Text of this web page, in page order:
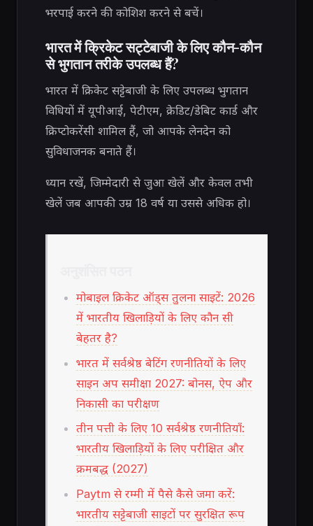
भरपाई करने की कोशिश करने से बचें।
भारत में क्रिकेट सट्टेबाजी के लिए कौन-कौन
से भुगतान तरीके उपलब्ध हैं?
भारत में क्रिकेट सट्टेबाजी के लिए उपलब्ध भुगतान
विधियों में यूपीआई, पेटीएम, क्रेडिट/डेबिट कार्ड और
क्रिप्टोकरेंसी शामिल हैं, जो आपके लेनदेन को
सुविधाजनक बनाते हैं।
ध्यान रखें, जिम्मेदारी से जुआ खेलें और केवल तभी
खेलें जब आपकी उम्र 18 वर्ष या उससे अधिक हो।
मोबाइल क्रिकेट ऑड्स तुलना साइटें: 2026
में भारतीय खिलाड़ियों के लिए कौन सी
बेहतर है?
भारत में सर्वश्रेष्ठ बेटिंग रणनीतियों के लिए
साइन अप समीक्षा 2027: बोनस, ऐप और
निकासी का परीक्षण
तीन पत्ती के लिए 10 सर्वश्रेष्ठ रणनीतियाँ:
भारतीय खिलाड़ियों के लिए परीक्षित और
क्रमबद्ध (2027)
Paytm से रम्मी में पैसे कैसे जमा करें:
भारतीय सट्टेबाजी साइटों पर सुरक्षित रूप